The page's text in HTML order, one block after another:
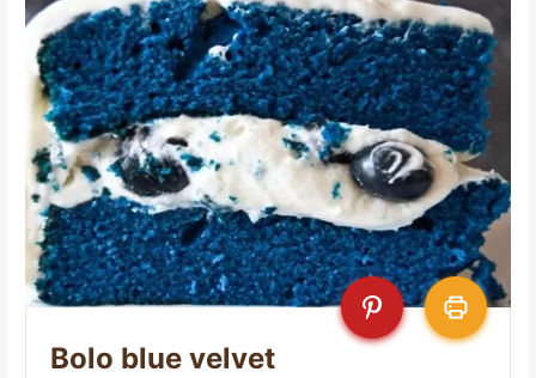
Bolo blue velvet